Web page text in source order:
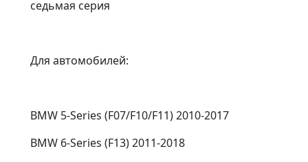
седьмая серия
Для автомобилей:
BMW 5-Series (F07/F10/F11) 2010-2017
BMW 6-Series (F13) 2011-2018